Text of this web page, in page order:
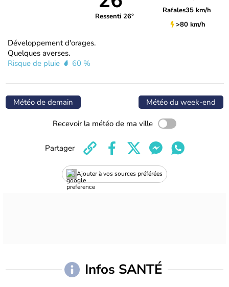
Ressenti 26°
Rafales35 km/h
>80 km/h
Développement d'orages.
Quelques averses.
Risque de pluie
60 %
Météo de demain Météo du week-end
Recevoir la météo de ma ville
Ajouter à vos sources préférées
Partager
Infos SANTÉ